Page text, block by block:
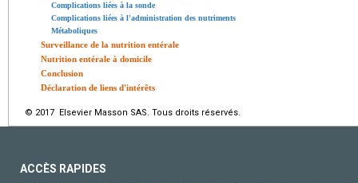
Complications liées à la sonde
Complications liées à l'administration des nutriments
Métaboliques
Surveillance de la nutrition entérale
Nutrition entérale à domicile
Conclusion
Déclaration de liens d'intérêts
© 2017 Elsevier Masson SAS. Tous droits réservés.
ACCÈS RAPIDES